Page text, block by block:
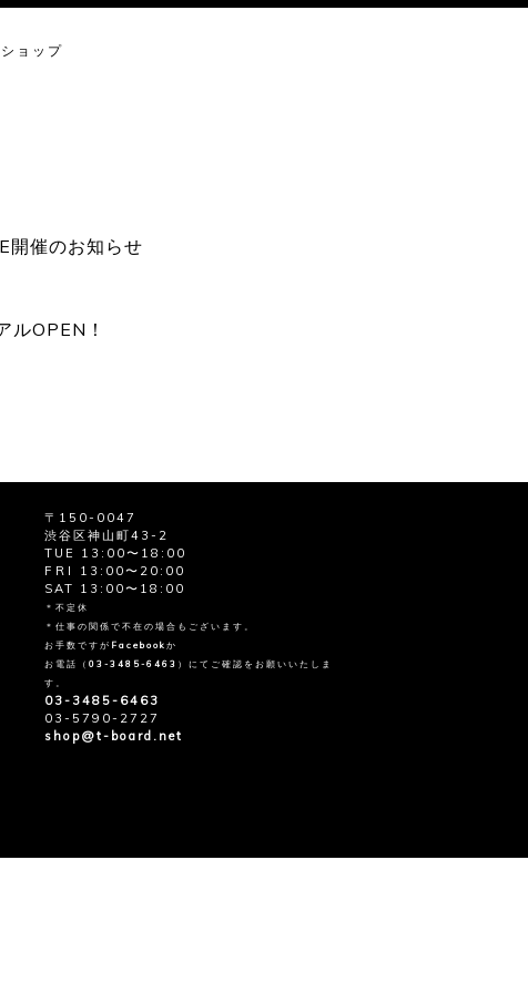
ョップ
催のお知らせ
ルOPEN！
〒150-0047
渋谷区神山町43-2
TUE 13:00〜18:00
FRI
13:00〜20:00
SAT 13:00〜18:00
＊不定休
＊仕事の関係で不在の場合もございます。
お手数ですが Facebookか
お電話（03-3485-6463 ）にてご確認をお願いいたしま
す。
03-3485-6463
03-5790-2727
shop@t-board.net